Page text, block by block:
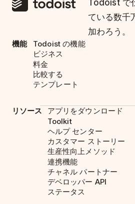
Todoist で
ている数千
加わろう。
機能
Todoist の機能
ビジネス
料金
比較する
テンプレート
リソース
アプリをダウンロード
Toolkit
ヘルプ センター
カスタマー ストーリー
生産性向上メソッド
連携機能
チャネル パートナー
デベロッパー API
ステータス